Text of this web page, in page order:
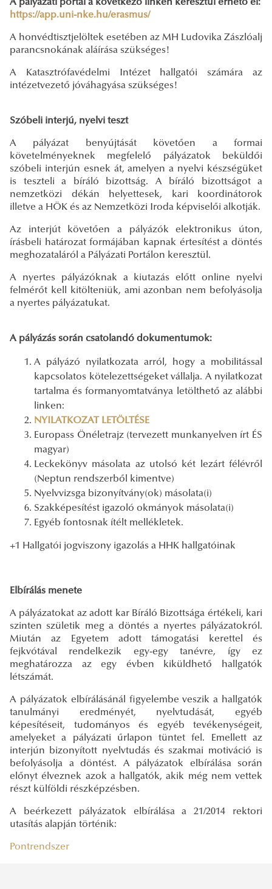
A pályázati portál a következő linken keresztül érhető el:
https://app.uni-nke.hu/erasmus/
A honvédtisztjelöltek esetében az MH Ludovika Zászlóalj
parancsnokának aláírása szükséges!
A Katasztrófavédelmi Intézet hallgatói számára az
intézetvezető jóváhagyása szükséges!
Szóbeli interjú, nyelvi teszt
A pályázat benyújtását követően a formai
követelményeknek megfelelő pályázatok beküldői
szóbeli interjún esnek át, amelyen a nyelvi készségüket
is teszteli a bíráló bizottság. A bíráló bizottságot a
nemzetközi dékán helyettesek, kari koordinátorok
illetve a HÖK és az Nemzetközi Iroda képviselői alkotják.
Az interjút követően a pályázók elektronikus úton,
írásbeli határozat formájában kapnak értesítést a döntés
meghozataláról a Pályázati Portálon keresztül.
A nyertes pályázóknak a kiutazás előtt online nyelvi
felmérőt kell kitölteniük, ami azonban nem befolyásolja
a nyertes pályázatukat.
A pályázás során csatolandó dokumentumok:
A pályázó nyilatkozata arról, hogy a mobilitással
kapcsolatos kötelezettségeket vállalja. A nyilatkozat
tartalma és formanyomtatványa letölthető az alábbi
linken:
NYILATKOZAT LETÖLTÉSE
Europass Önéletrajz (tervezett munkanyelven írt ÉS
magyar)
Leckekönyv másolata az utolsó két lezárt félévről
(Neptun rendszerből kimentve)
Nyelvvizsga bizonyítvány(ok) másolata(i)
Szakképesítést igazoló okmányok másolata(i)
Egyéb fontosnak ítélt mellékletek.
+1 Hallgatói jogviszony igazolás a HHK hallgatóinak
Elbírálás menete
A pályázatokat az adott kar Bíráló Bizottsága értékeli, kari
szinten születik meg a döntés a nyertes pályázatokról.
Miután az Egyetem adott támogatási kerettel és
fejkvótával rendelkezik egy-egy tanévre, így ez
meghatározza az egy évben kiküldhető hallgatók
létszámát.
A pályázatok elbírálásánál figyelembe veszik a hallgatók
tanulmányi eredményét, nyelvtudását, egyéb
képesítéseit, tudományos és egyéb tevékenységeit,
amelyeket a pályázati űrlapon tüntet fel. Emellett az
interjún bizonyított nyelvtudás és szakmai motiváció is
befolyásolja a döntést. A pályázatok elbírálása során
előnyt élveznek azok a hallgatók, akik még nem vettek
részt külföldi részképzésben.
A beérkezett pályázatok elbírálása a 21/2014 rektori
utasítás alapján történik:
Pontrendszer